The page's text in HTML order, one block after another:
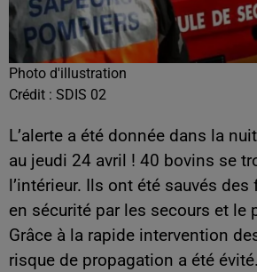
Photo d'illustration
Crédit : SDIS 02
L’alerte a été donnée dans la
au jeudi 24 avril ! 40 bovins se
l’intérieur. Ils ont été sauvés
en sécurité par les secours et le
Grâce à la rapide intervention
risque de propagation a été